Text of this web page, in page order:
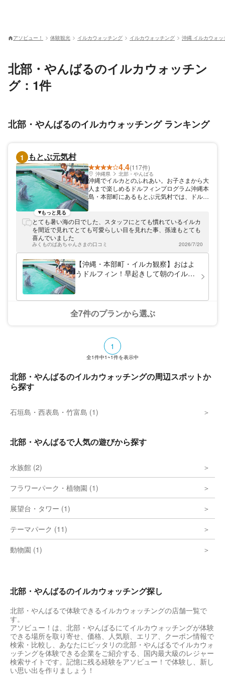
アソビュー！ 体験観光 イルカウォッチング イルカウォッチング 沖縄 イルカウォッ
北部・やんばるのイルカウォッチン
グ：1件
北部・やんばるのイルカウォッチング ランキング
1
もとぶ元気村
4.4(117件)
沖縄県 北部・やんばる
沖縄でイルカとのふれあい。お子さまから大
人まで楽しめるドルフィンプログラム沖縄本
島・本部町にあるもとぶ元気村では、ドルフ
めます。イルカはとても賢い動物で人間が大
好きなので、すぐに仲良くなれますよ。本部
ーチや瀬底ビーチといった国内有数の透明度
を誇るビーチも近くにあります。ぜひ足を伸
ばしてくださいね。
もっと見る
とても暑い海の日でした、スタッフにとても慣れているイルカ
を間近で見れてとても可愛らしい目を見れた事、孫達もとても
喜んでいました
みくものばあちゃんさまの口コミ 2026/7/20
【沖縄・本部町・イルカ観察】おはよ
うドルフィン！早起きして朝のイルカ
全7件のプランから選ぶ
1
全1件中1~1件を表示中
北部・やんばるのイルカウォッチングの周辺スポットか
ら探す
石垣島・西表島・竹富島 (1)
北部・やんばるで人気の遊びから探す
水族館 (2)
フラワーパーク・植物園 (1)
展望台・タワー (1)
テーマパーク (11)
動物園 (1)
北部・やんばるのイルカウォッチング探し
北部・やんばるで体験できるイルカウォッチングの店舗一覧で
す。
アソビュー！は、北部・やんばるにてイルカウォッチングが体験
できる場所を取り寄せ、価格、人気順、エリア、クーポン情報で
検索・比較し、あなたにピッタリの北部・やんばるでイルカウォ
ッチングを体験できる企業をご紹介する、国内最大級のレジャー
検索サイトです。記憶に残る経験をアソビュー！で体験し、新し
い思い出を作りましょう！